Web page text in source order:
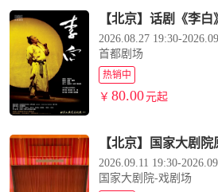
【北京】话剧《李白
2026.08.27 19:30-
首都剧场
热销中
￥ 80.00元起
【北京】国家大剧
2026.09.11 19:30-
国家大剧院-戏剧场